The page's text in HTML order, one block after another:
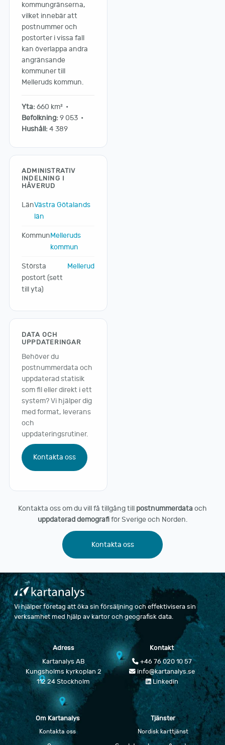
kommungränserna,
vilket innebär att
postnummer och
postorter i vissa fall
kan överlappa andra
angränsande
kommuner till
Melleruds kommun.
Yta:660 km² •
Befolkning:9 053 •
Hushåll:4 389
ADMINISTRATIV
INDELNING I
HÅVERUD
LänVästra Götalands
län
KommunMelleruds
kommun
Största
postort (sett
till yta)
Mellerud
DATA OCH
UPPDATERINGAR
Behöver du
postnummerdata och
uppdaterad statisik
som fil eller direkt i ett
system? Vi hjälper dig
med format, leverans
och
uppdateringsrutiner.
Kontakta oss
Kontakta oss om du vill få tillgång till postnummerdataoch
uppdaterad demografiför Sverige och Norden.
Kontakta oss
Vi hjälper företag att öka sin försäljning och effektivisera sin
verksamhet med hjälp av kartor och geografisk data.
Adress
Kartanalys AB
Kungsholms kyrkoplan 2
112 24 Stockholm
Kontakt
+46 76 020 10 57
info@kartanalys.se
Linkedin
Om Kartanalys
Kontakta oss
Tjänster
Nordisk karttjänst